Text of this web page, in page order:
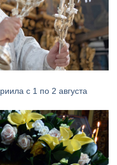
с 1 по 2 августа